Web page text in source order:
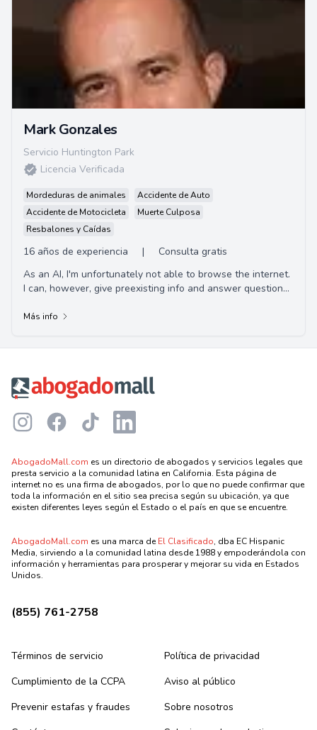
Mark Gonzales
Servicio Huntington Park
Licencia Verificada
Mordeduras de animales
Accidente de Auto
Accidente de Motocicleta
Muerte Culposa
Resbalones y Caídas
16 años de experiencia |
Consulta gratis
As an AI, I'm unfortunately not able to browse the internet.
I can, however, give preexisting info and answer questions
Más info
InstagramFacebookTikTok LinkedIn
AbogadoMall.com es un directorio de abogados y servicios legales que
presta servicio a la comunidad latina en California. Esta página de
internet no es una firma de abogados, por lo que no puede confirmar que
toda la información en el sitio sea precisa según su ubicación, ya que
existen diferentes leyes según el Estado o el país en que se encuentre.
AbogadoMall.com es una marca deEl Clasificado, dba EC Hispanic
Media, sirviendo a la comunidad latina desde 1988 y empoderándola con
información y herramientas para prosperar y mejorar su vida en Estados
Unidos.
(855) 761-2758
Términos de servicio
Política de privacidad
Cumplimiento de la CCPA
Aviso al público
Prevenir estafas y fraudes
Sobre nosotros